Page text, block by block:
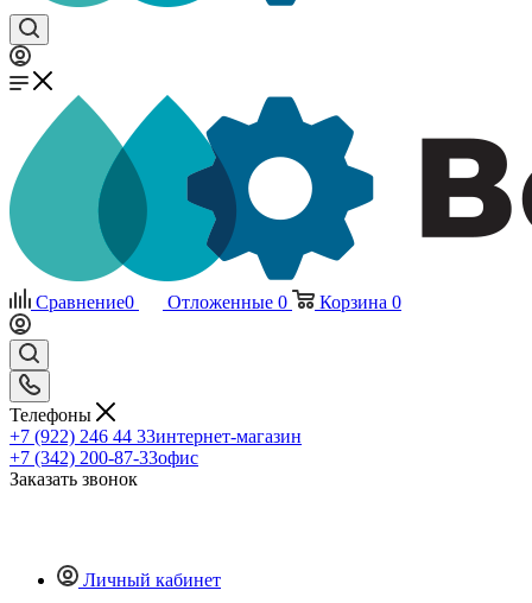
Сравнение0 Отложенные 0 Корзина 0
Телефоны
+7 (922) 246 44 33интернет-магазин
+7 (342) 200-87-33офис
Заказать звонок
Личный кабинет